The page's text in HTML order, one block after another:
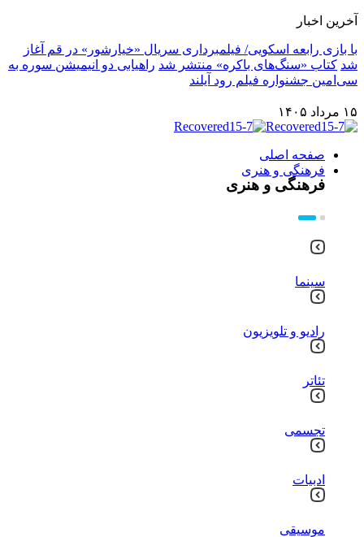
آخرین اخبار
با بازی رابعه اسکویی/ فیلمبرداری سریال «خیارشور» در قم آغاز
شد کتاب «سنگ‌های باکره» منتشر شد راهیابی دو انیمیشن سوره به
سی‌امین جشنواره فیلم رود آیلند
۱۵ مرداد ۱۴۰۵
صفحه اصلی
فرهنگی و هنری
فرهنگی و هنری
سینما
رادیو و تلویزیون
تئاتر
تجسمی
ادبیات
موسیقی